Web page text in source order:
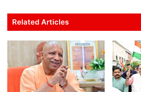
s
A
p
e
b
o
o
k
er l
e
dI
n
e
Related Articles